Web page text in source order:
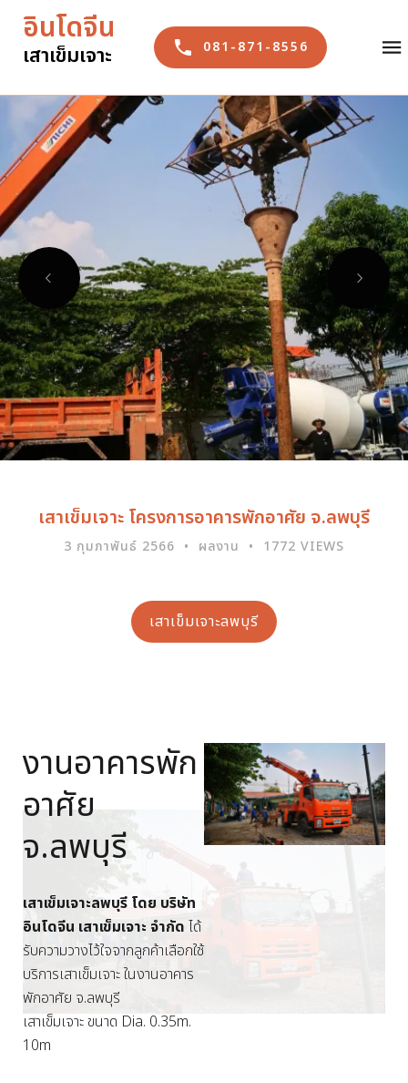
อินโดจีน
เสาเข็มเจาะ 081-871-8556
อินโดจีน
เสาเข็มเจาะ
เสาเข็มเจาะ โครงการอาคารพักอาศัย จ.ลพบุรี
3 กุมภาพันธ์ 2566 ผลงาน 1772 VIEWS
เสาเข็มเจาะลพบุรี
งานอาคารพัก
อาศัย
จ.ลพบุรี
เสาเข็มเจาะลพบุรี โดย บริษัท
อินโดจีน เสาเข็มเจาะ จำกัด ได้
รับความวางไว้ใจจากลูกค้าเลือกใช้
บริการเสาเข็มเจาะ ในงานอาคาร
พักอาศัย จ.ลพบุรี
เสาเข็มเจาะ ขนาด Dia. 0.35m.
10m